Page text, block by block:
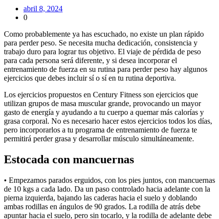
abril 8, 2024
0
Como probablemente ya has escuchado, no existe un plan rápido
para perder peso. Se necesita mucha dedicación, consistencia y
trabajo duro para lograr tus objetivo. El viaje de pérdida de peso
para cada persona será diferente, y si desea incorporar el
entrenamiento de fuerza en su rutina para perder peso hay algunos
ejercicios que debes incluir sí o sí en tu rutina deportiva.
Los ejercicios propuestos en Century Fitness son ejercicios que
utilizan grupos de masa muscular grande, provocando un mayor
gasto de energía y ayudando a tu cuerpo a quemar más calorías y
grasa corporal. No es necesario hacer estos ejercicios todos los días,
pero incorporarlos a tu programa de entrenamiento de fuerza te
permitirá perder grasa y desarrollar músculo simultáneamente.
Estocada con mancuernas
• Empezamos parados erguidos, con los pies juntos, con mancuernas
de 10 kgs a cada lado. Da un paso controlado hacia adelante con la
pierna izquierda, bajando las caderas hacia el suelo y doblando
ambas rodillas en ángulos de 90 grados. La rodilla de atrás debe
apuntar hacia el suelo, pero sin tocarlo, y la rodilla de adelante debe